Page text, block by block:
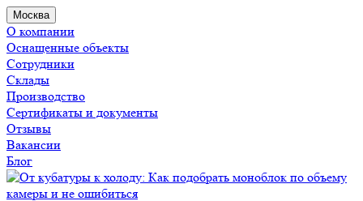
Москва
О компании
Оснащенные объекты
Сотрудники
Склады
Производство
Сертификаты и документы
Отзывы
Вакансии
Блог